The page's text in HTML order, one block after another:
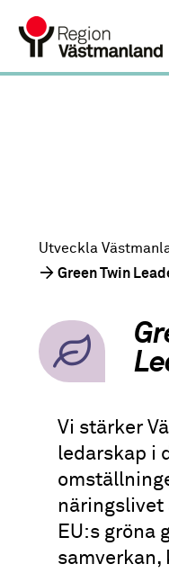
Utveckla
Green Twin
Vi stärker
ledarskap i
näringslivet
EU:s gröna